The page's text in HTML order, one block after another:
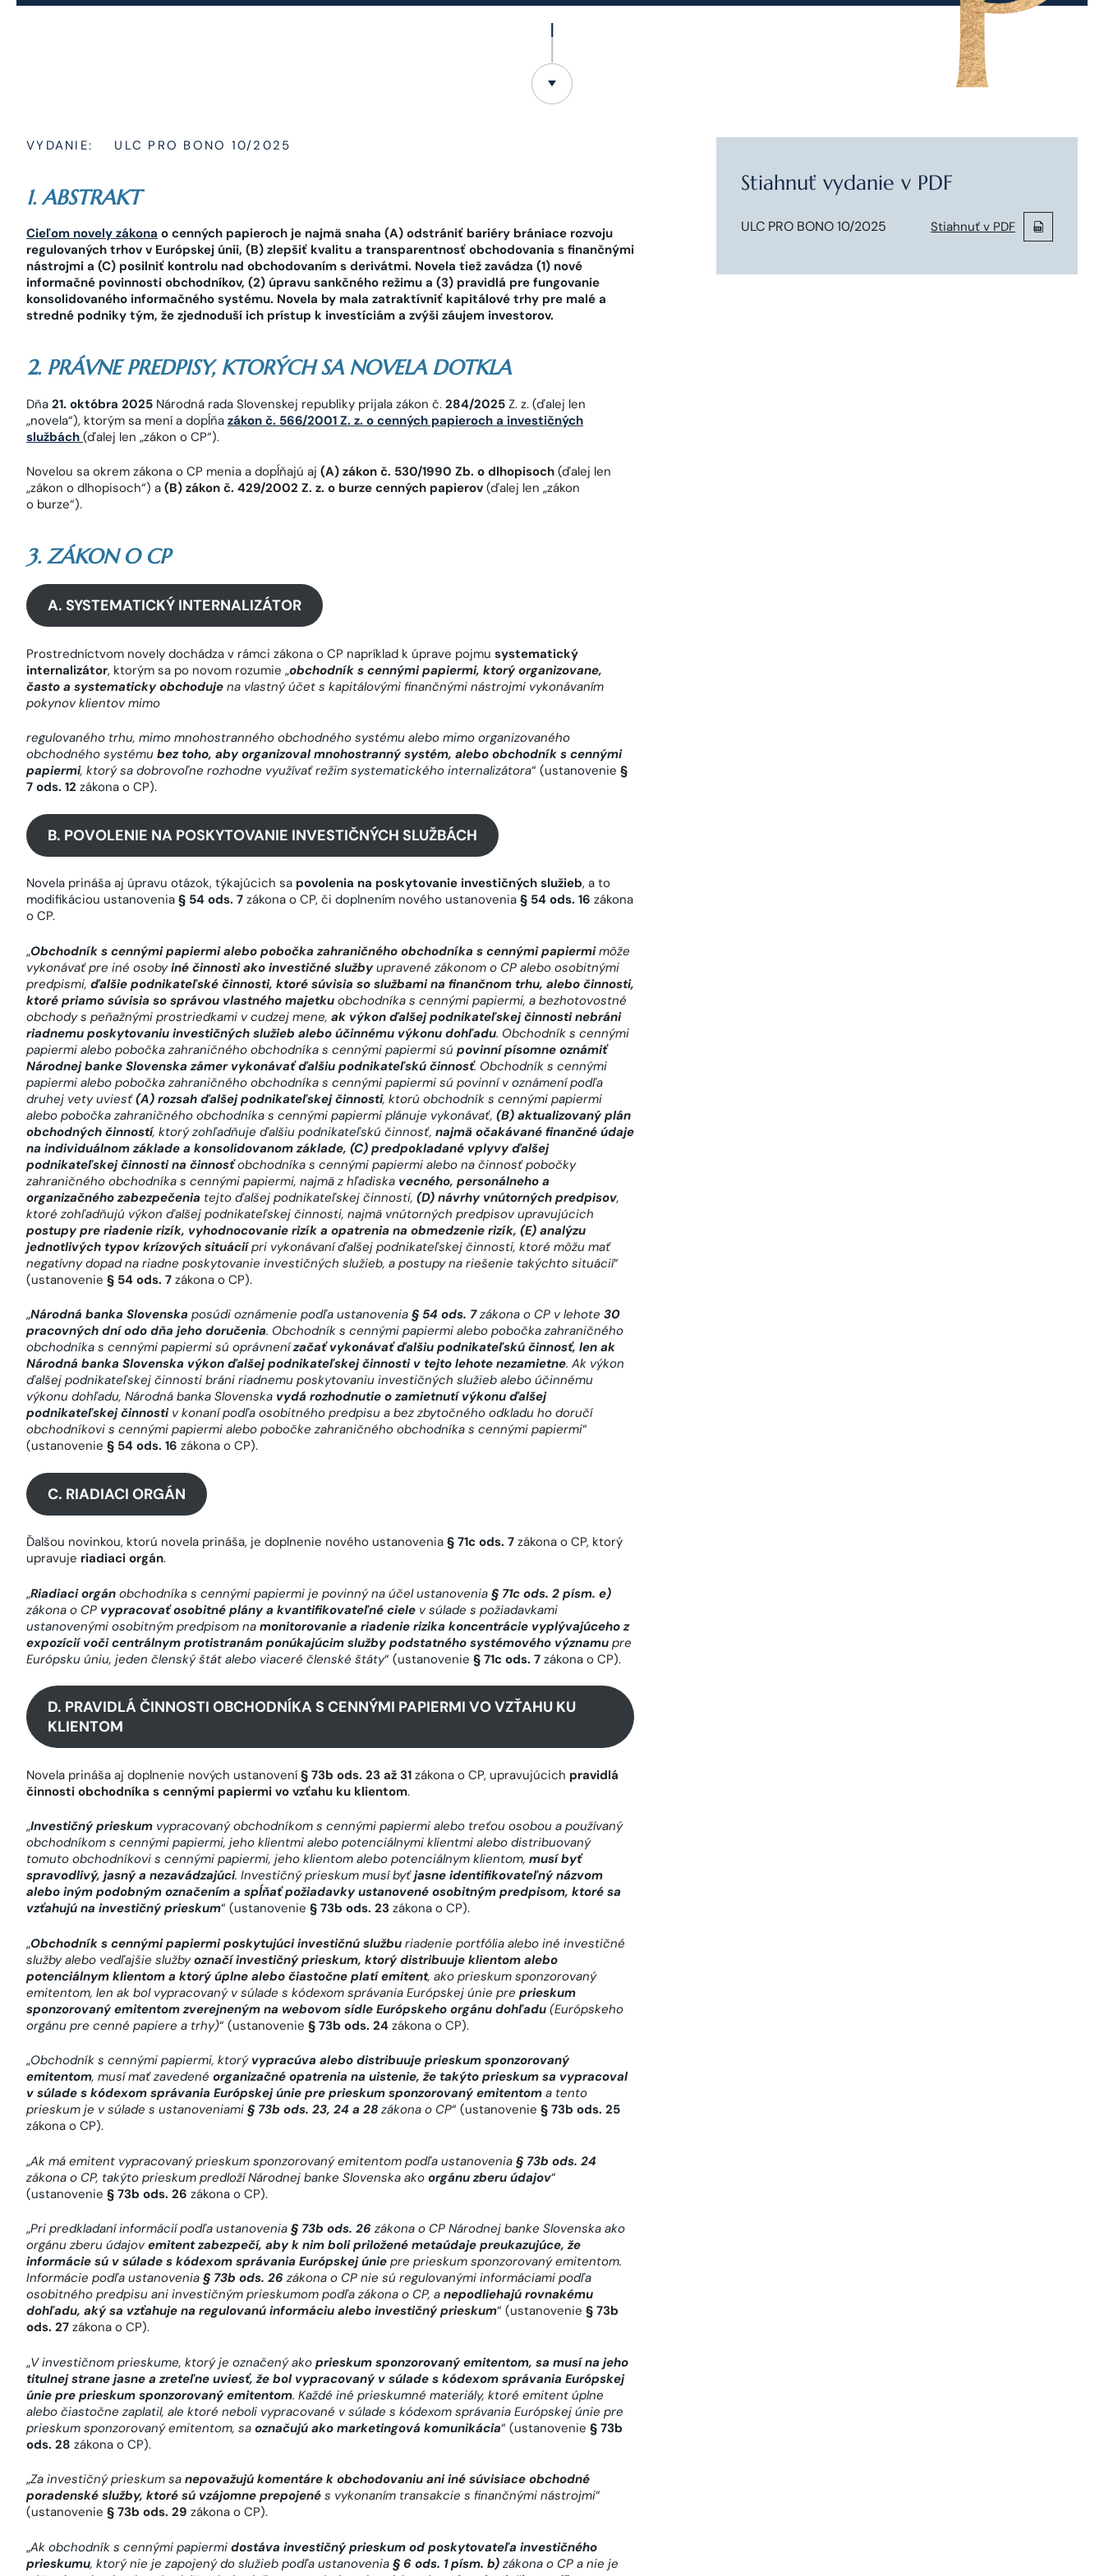
VYDANIE: ULC PRO BONO 10/2025
1. ABSTRAKT
Cieľom novely zákona o cenných papieroch je najmä snaha (A) odstrániť bariéry brániace rozvoju
regulovaných trhov v Európskej únii, (B) zlepšiť kvalitu a transparentnosť obchodovania s finančnými
nástrojmi a (C) posilniť kontrolu nad obchodovaním s derivátmi. Novela tiež zavádza (1) nové
informačné povinnosti obchodníkov, (2) úpravu sankčného režimu a (3) pravidlá pre fungovanie
konsolidovaného informačného systému. Novela by mala zatraktívniť kapitálové trhy pre malé a
stredné podniky tým, že zjednoduší ich prístup k investíciám a zvýši záujem investorov.
2. PRÁVNE PREDPISY, KTORÝCH SA NOVELA DOTKLA
Dňa 21. októbra 2025 Národná rada Slovenskej republiky prijala zákon č. 284/2025 Z. z. (ďalej len
„novela“), ktorým sa mení a dopĺňa zákon č. 566/2001 Z. z. o cenných papieroch a investičných
službách (ďalej len „zákon o CP“).
Novelou sa okrem zákona o CP menia a dopĺňajú aj (A) zákon č. 530/1990 Zb. o dlhopisoch (ďalej len
„zákon o dlhopisoch“) a (B) zákon č. 429/2002 Z. z. o burze cenných papierov (ďalej len „zákon
o burze“).
3. ZÁKON O CP
A. SYSTEMATICKÝ INTERNALIZÁTOR
Prostredníctvom novely dochádza v rámci zákona o CP napríklad k úprave pojmu systematický
internalizátor, ktorým sa po novom rozumie „obchodník s cennými papiermi, ktorý organizovane,
často a systematicky obchoduje na vlastný účet s kapitálovými finančnými nástrojmi vykonávaním
pokynov klientov mimo
regulovaného trhu, mimo mnohostranného obchodného systému alebo mimo organizovaného
obchodného systému bez toho, aby organizoval mnohostranný systém, alebo obchodník s cennými
papiermi, ktorý sa dobrovoľne rozhodne využívať režim systematického internalizátora“ (ustanovenie §
7 ods. 12 zákona o CP).
B. POVOLENIE NA POSKYTOVANIE INVESTIČNÝCH SLUŽBÁCH
Novela prináša aj úpravu otázok, týkajúcich sa povolenia na poskytovanie investičných služieb, a to
modifikáciou ustanovenia § 54 ods. 7 zákona o CP, či doplnením nového ustanovenia § 54 ods. 16 zákona
o CP.
„Obchodník s cennými papiermi alebo pobočka zahraničného obchodníka s cennými papiermimôže
vykonávať pre iné osobyiné činnosti ako investičné službyupravené zákonom o CP alebo osobitnými
predpismi, ďalšie podnikateľské činnosti, ktoré súvisia so službami na finančnom trhu, alebo činnosti,
ktoré priamo súvisia so správou vlastného majetku obchodníka s cennými papiermi, a bezhotovostné
obchody s peňažnými prostriedkami v cudzej mene, ak výkon ďalšej podnikateľskej činnosti nebráni
riadnemu poskytovaniu investičných služieb alebo účinnému výkonu dohľadu. Obchodník s cennými
papiermi alebo pobočka zahraničného obchodníka s cennými papiermi sú povinní písomne oznámiť
Národnej banke Slovenska zámer vykonávať ďalšiu podnikateľskú činnosť. Obchodník s cennými
papiermi alebo pobočka zahraničného obchodníka s cennými papiermi sú povinní v oznámení podľa
druhej vety uviesť(A) rozsah ďalšej podnikateľskej činnosti, ktorú obchodník s cennými papiermi
alebo pobočka zahraničného obchodníka s cennými papiermi plánuje vykonávať, (B) aktualizovaný plán
obchodných činností, ktorý zohľadňuje ďalšiu podnikateľskú činnosť, najmä očakávané finančné údaje
na individuálnom základe a konsolidovanom základe, (C) predpokladané vplyvy ďalšej
podnikateľskej činnosti na činnosťobchodníka s cennými papiermi alebo na činnosť pobočky
zahraničného obchodníka s cennými papiermi, najmä z hľadiska vecného, personálneho a
organizačného zabezpečenia tejto ďalšej podnikateľskej činnosti, (D) návrhy vnútorných predpisov,
ktoré zohľadňujú výkon ďalšej podnikateľskej činnosti, najmä vnútorných predpisov upravujúcich
postupy pre riadenie rizík, vyhodnocovanie rizík a opatrenia na obmedzenie rizík, (E) analýzu
jednotlivých typov krízových situáciípri vykonávaní ďalšej podnikateľskej činnosti, ktoré môžu mať
negatívny dopad na riadne poskytovanie investičných služieb, a postupy na riešenie takýchto situácií“
(ustanovenie § 54 ods. 7 zákona o CP).
„Národná banka Slovenska posúdi oznámenie podľa ustanovenia § 54 ods. 7zákona o CP v lehote 30
pracovných dní odo dňa jeho doručenia. Obchodník s cennými papiermi alebo pobočka zahraničného
obchodníka s cennými papiermi sú oprávnenízačať vykonávať ďalšiu podnikateľskú činnosť, len ak
Národná banka Slovenska výkon ďalšej podnikateľskej činnosti v tejto lehote nezamietne. Ak výkon
ďalšej podnikateľskej činnosti bráni riadnemu poskytovaniu investičných služieb alebo účinnému
výkonu dohľadu, Národná banka Slovenska vydá rozhodnutie o zamietnutí výkonu ďalšej
podnikateľskej činnosti v konaní podľa osobitného predpisu a bez zbytočného odkladu ho doručí
obchodníkovi s cennými papiermi alebo pobočke zahraničného obchodníka s cennými papiermi“
(ustanovenie § 54 ods. 16 zákona o CP).
C. RIADIACI ORGÁN
Ďalšou novinkou, ktorú novela prináša, je doplnenie nového ustanovenia § 71c ods. 7 zákona o CP, ktorý
upravuje riadiaci orgán.
„Riadiaci orgán obchodníka s cennými papiermi je povinný na účel ustanovenia § 71c ods. 2 písm. e)
zákona o CP vypracovať osobitné plány a kvantifikovateľné ciele v súlade s požiadavkami
ustanovenými osobitným predpisom na monitorovanie a riadenie rizika koncentrácie vyplývajúceho z
expozícií voči centrálnym protistranám ponúkajúcim služby podstatného systémového významu pre
Európsku úniu, jeden členský štát alebo viaceré členské štáty“ (ustanovenie § 71c ods. 7 zákona o CP).
D. PRAVIDLÁ ČINNOSTI OBCHODNÍKA S CENNÝMI PAPIERMI VO VZŤAHU KU
KLIENTOM
Novela prináša aj doplnenie nových ustanovení§ 73b ods. 23 až 31 zákona o CP, upravujúcich pravidlá
činnosti obchodníka s cennými papiermi vo vzťahu ku klientom.
„Investičný prieskum vypracovaný obchodníkom s cennými papiermi alebo treťou osobou a používaný
obchodníkom s cennými papiermi, jeho klientmi alebo potenciálnymi klientmi alebo distribuovaný
tomuto obchodníkovi s cennými papiermi, jeho klientom alebo potenciálnym klientom, musí byť
spravodlivý, jasný a nezavádzajúci. Investičný prieskum musí byťjasne identifikovateľný názvom
alebo iným podobným označením a spĺňať požiadavky ustanovené osobitným predpisom, ktoré sa
vzťahujú na investičný prieskum“ (ustanovenie § 73b ods. 23 zákona o CP).
„Obchodník s cennými papiermi poskytujúci investičnú službu riadenie portfólia alebo iné investičné
služby alebo vedľajšie službyoznačí investičný prieskum, ktorý distribuuje klientom alebo
potenciálnym klientom a ktorý úplne alebo čiastočne platí emitent, ako prieskum sponzorovaný
emitentom, len ak bol vypracovaný v súlade s kódexom správania Európskej únie pre prieskum
sponzorovaný emitentom zverejneným na webovom sídle Európskeho orgánu dohľadu (Európskeho
orgánu pre cenné papiere a trhy)“ (ustanovenie § 73b ods. 24 zákona o CP).
„Obchodník s cennými papiermi, ktorý vypracúva alebo distribuuje prieskum sponzorovaný
emitentom, musí mať zavedené organizačné opatrenia na uistenie, že takýto prieskum sa vypracoval
v súlade s kódexom správania Európskej únie pre prieskum sponzorovaný emitentom a tento
prieskum je v súlade s ustanoveniami § 73b ods. 23, 24 a 28 zákona o CP“ (ustanovenie § 73b ods. 25
zákona o CP).
„Ak má emitent vypracovaný prieskum sponzorovaný emitentom podľa ustanovenia § 73b ods. 24
zákona o CP, takýto prieskum predloží Národnej banke Slovenska ako orgánu zberu údajov“
(ustanovenie § 73b ods. 26 zákona o CP).
„Pri predkladaní informácií podľa ustanovenia § 73b ods. 26 zákona o CP Národnej banke Slovenska ako
orgánu zberu údajovemitent zabezpečí, aby k nim boli priložené metaúdaje preukazujúce, že
informácie sú v súlade s kódexom správania Európskej únie pre prieskum sponzorovaný emitentom.
Informácie podľa ustanovenia § 73b ods. 26 zákona o CP nie sú regulovanými informáciami podľa
osobitného predpisu ani investičným prieskumom podľa zákona o CP, a nepodliehajú rovnakému
dohľadu, aký sa vzťahuje na regulovanú informáciu alebo investičný prieskum“ (ustanovenie § 73b
ods. 27 zákona o CP).
„V investičnom prieskume, ktorý je označený ako prieskum sponzorovaný emitentom, sa musí na jeho
titulnej strane jasne a zreteľne uviesť, že bol vypracovaný v súlade s kódexom správania Európskej
únie pre prieskum sponzorovaný emitentom. Každé iné prieskumné materiály, ktoré emitent úplne
alebo čiastočne zaplatil, ale ktoré neboli vypracované v súlade s kódexom správania Európskej únie pre
prieskum sponzorovaný emitentom, sa označujú ako marketingová komunikácia“ (ustanovenie § 73b
ods. 28 zákona o CP).
„Za investičný prieskum sa nepovažujú komentáre k obchodovaniu ani iné súvisiace obchodné
poradenské služby, ktoré sú vzájomne prepojené s vykonaním transakcie s finančnými nástrojmi“
(ustanovenie § 73b ods. 29 zákona o CP).
„Ak obchodník s cennými papiermi dostáva investičný prieskum od poskytovateľa investičného
prieskumu, ktorý nie je zapojený do služieb podľa ustanovenia § 6 ods. 1 písm. b) zákona o CP a nie je
Stiahnuť vydanie v PDF
ULC PRO BONO 10/2025 Stiahnuť v PDF